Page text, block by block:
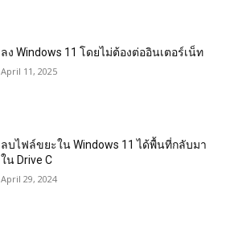
ลง Windows 11 โดยไม่ต้องต่ออินเตอร์เน็ท
April 11, 2025
ลบไฟล์ขยะใน Windows 11 ได้พื้นที่กลับมา
ใน Drive C
April 29, 2024